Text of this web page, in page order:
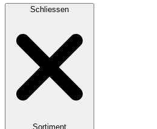
Schliessen
Sortiment